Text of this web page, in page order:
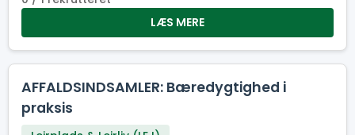
LÆS MERE
AFFALDSINDSAMLER: Bæredygtighed i
praksis